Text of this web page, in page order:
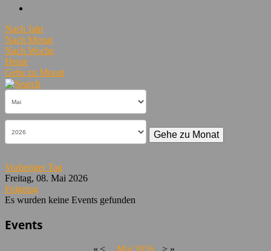
Nach Jahr
Nach Monat
Nach Woche
Heute
Gehe zu Monat
Gehe zu Monat
Vorheriger Tag
Freitag, 08. Mai 2026
Folgetag
Es wurden keine Events gefunden
Events
« < Mai 2026 > »